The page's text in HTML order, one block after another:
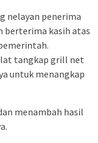
nelayan penerima
berterima kasih atas
tangkap grill net
untuk menangkap
menambah hasil